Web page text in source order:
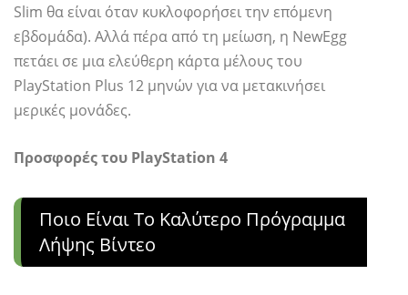
Slim θα είναι όταν κυκλοφορήσει την επόμενη
εβδομάδα). Αλλά πέρα ​​από τη μείωση, η NewEgg
πετάει σε μια ελεύθερη κάρτα μέλους του
PlayStation Plus 12 μηνών για να μετακινήσει
μερικές μονάδες.
Προσφορές του PlayStation 4
Ποιο Είναι Το Καλύτερο Πρόγραμμα
Λήψης Βίντεο